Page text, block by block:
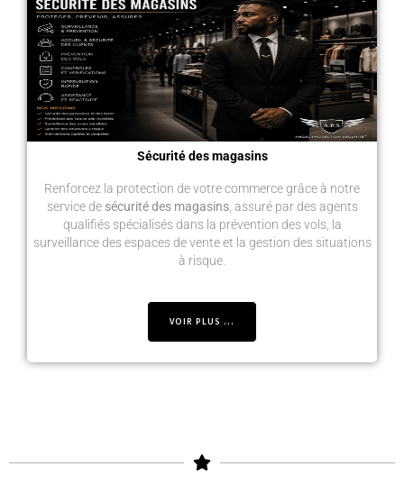
Sécurité des magasins
Renforcez la protection de votre commerce grâce à notre
service de sécurité des magasins, assuré par des agents
qualifiés spécialisés dans la prévention des vols, la
surveillance des espaces de vente et la gestion des situations
à risque.
VOIR PLUS ...